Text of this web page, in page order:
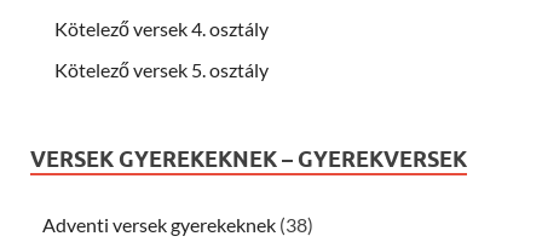
Kötelező versek 4. osztály
Kötelező versek 5. osztály
VERSEK GYEREKEKNEK – GYEREKVERSEK
Adventi versek gyerekeknek (38)